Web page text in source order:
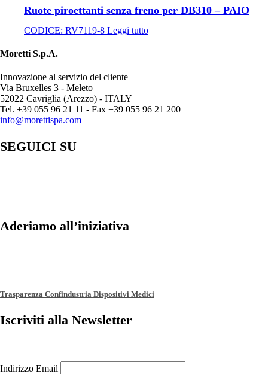
Ruote piroettanti senza freno per DB310 – PAIO
CODICE: RV7119-8 Leggi tutto
Moretti S.p.A.
Innovazione al servizio del cliente
Via Bruxelles 3 - Meleto
52022 Cavriglia (Arezzo) - ITALY
Tel. +39 055 96 21 11 - Fax +39 055 96 21 200
info@morettispa.com
SEGUICI SU
Aderiamo all’iniziativa
Trasparenza Confindustria Dispositivi Medici
Iscriviti alla Newsletter
Indirizzo Email